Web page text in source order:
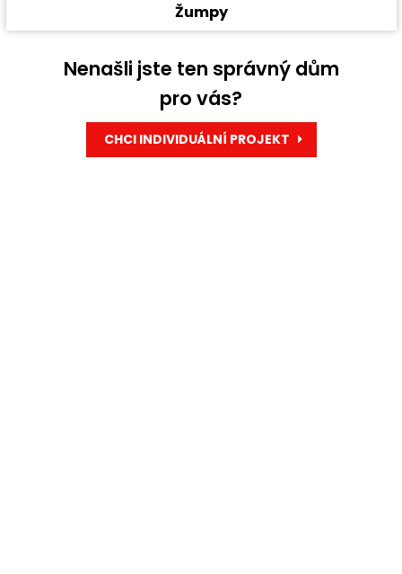
Žumpy
Nenašli jste ten správný dům
pro vás?
CHCI INDIVIDUÁLNÍ PROJEKT